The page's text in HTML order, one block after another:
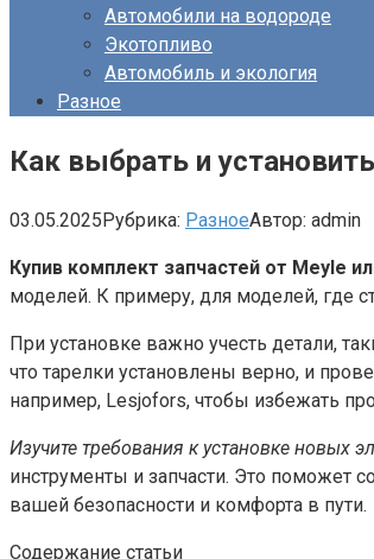
Автомобили на водороде
Экотопливо
Автомобиль и экология
Разное
Как выбрать и
03.05.2025Рубрика: РазноеАвтор: admin
Купив комплект запчастей от Meyle
моделей. К примеру, для моделей, где
При установке важно учесть детали,
что тарелки установлены верно, и
например, Lesjofors, чтобы избежать
Изучите требования к установке новых
инструменты и запчасти. Это поможет
вашей безопасности и комфорта в пути.
Содержание статьи